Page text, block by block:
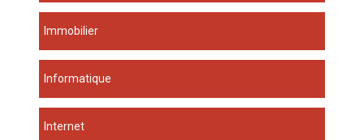
Immobilier
Informatique
Internet